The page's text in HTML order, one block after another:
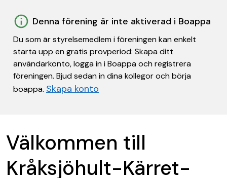
Denna förening är inte aktiverad i Boappa
Du som är styrelsemedlem i föreningen kan enkelt
starta upp en gratis provperiod: Skapa ditt
användarkonto, logga in i Boappa och registrera
föreningen. Bjud sedan in dina kollegor och börja
boappa. Skapa konto
Välkommen till
Kråksjöhult-Kärret-